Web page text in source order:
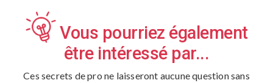
Vous pourriez également
être intéressé par...
Ces secrets de pro ne laisseront aucune question sans